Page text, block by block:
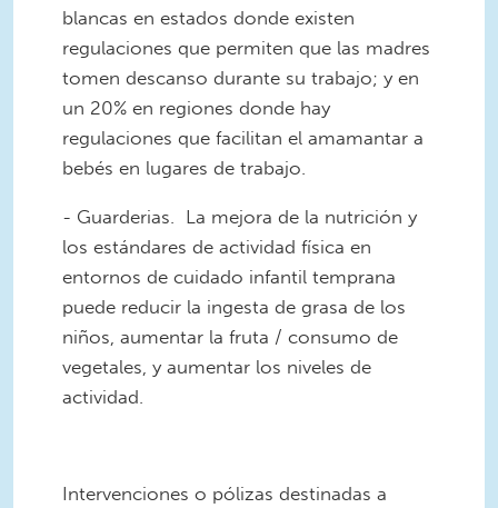
blancas en estados donde existen
regulaciones que permiten que las madres
tomen descanso durante su trabajo; y en
un 20% en regiones donde hay
regulaciones que facilitan el amamantar a
bebés en lugares de trabajo.
- Guarderias. La mejora de la nutrición y
los estándares de actividad física en
entornos de cuidado infantil temprana
puede reducir la ingesta de grasa de los
niños, aumentar la fruta / consumo de
vegetales, y aumentar los niveles de
actividad.
Intervenciones o pólizas destinadas a